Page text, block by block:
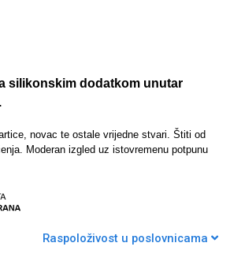
silikonskim dodatkom unutar
novac te ostale vrijedne stvari. Štiti od
Moderan izgled uz istovremenu potpunu
Raspoloživost u poslovnicama